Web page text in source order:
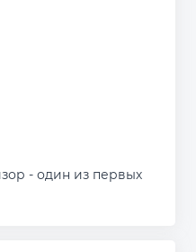
- один из первых